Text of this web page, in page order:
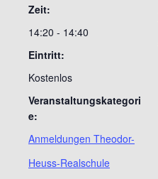
Zeit:
14:20 - 14:40
Eintritt:
Kostenlos
Veranstaltungskategori
e:
Anmeldungen Theodor-
Heuss-Realschule